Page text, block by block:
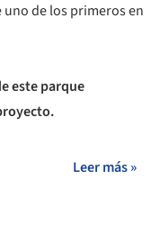
uno de los primeros en
este parque
Leer más »